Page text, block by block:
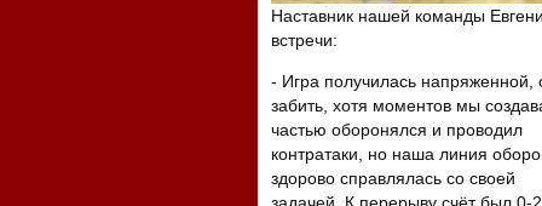
Наставник нашей команды
встречи:
- Игра получилась
забить, хотя моментов мы
частью оборонялся и проводил
контратаки, но наша линия
здорово справлялась со своей
задачей. К перерыву счёт был 0-